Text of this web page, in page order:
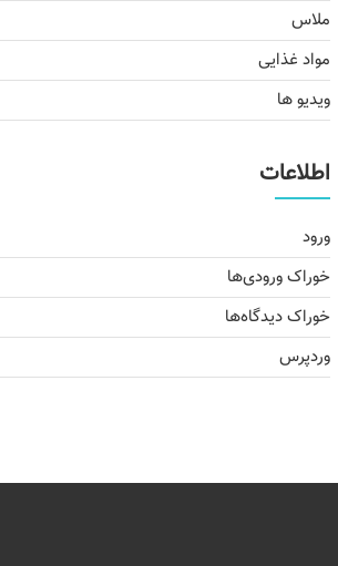
ملاس
مواد غذایی
ویدیو ها
اطلاعات
ورود
خوراک ورودی‌ها
خوراک دیدگاه‌ها
وردپرس